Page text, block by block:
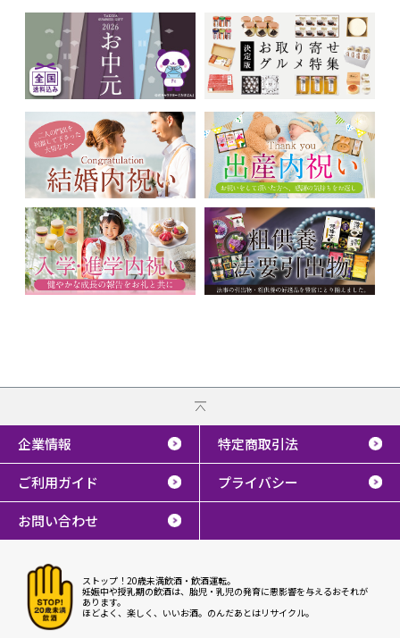
企業情報 特定商取引法
ご利用ガイド プライバシー
お問い合わせ
ストップ！20歳未満飲酒・飲酒運転。
妊娠中や授乳期の飲酒は、胎児・乳児の発育に悪影響を与えるおそれが
あります。
ほどよく、楽しく、いいお酒。のんだあとはリサイクル。